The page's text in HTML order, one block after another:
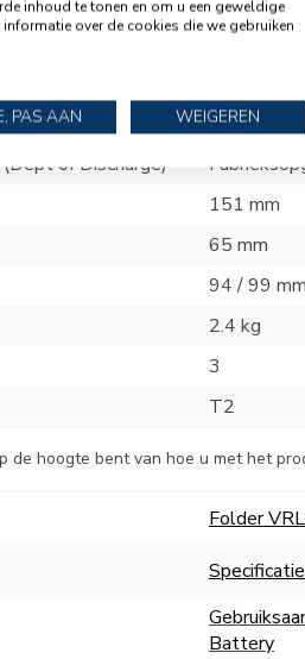
14,6 volt
13,6 volt
Min. 10% -
of Discharge)
151 mm
65 mm
94 / 99 mm
2.4 kg
3
T2
de hoogte bent van hoe u met het
Folder
Battery
inhoud te tonen en om u een geweldige
over de cookies die we gebruiken
PAS AAN WEIGEREN